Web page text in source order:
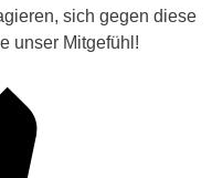
sich gegen diese
unser Mitgefühl!